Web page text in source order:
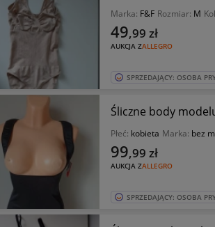
Marka: F&F Rozmiar: M
AUKCJA ZALLEGRO
49,99 zł
SPRZEDAJĄCY: OSOBA
Śliczne body
Płeć: kobieta Marka: bez
AUKCJA ZALLEGRO
99,99 zł
SPRZEDAJĄCY: OSOBA